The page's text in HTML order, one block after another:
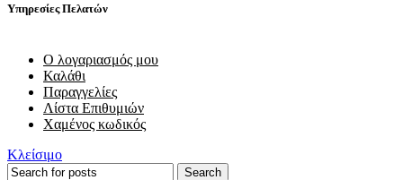
Υπηρεσίες Πελατών
Ο λογαριασμός μου
Καλάθι
Παραγγελίες
Λίστα Επιθυμιών
Χαμένος κωδικός
Κλείσιμο
Search